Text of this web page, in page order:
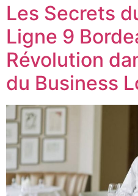
Les Secrets
Ligne 9
Révolution
du Business